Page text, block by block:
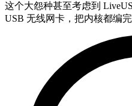
这个大怨种甚至考虑到
USB 无线网卡，把内核都编完